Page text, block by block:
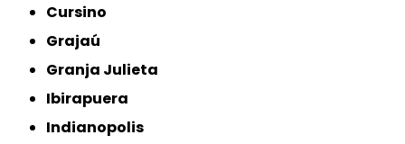
Cursino
Grajaú
Granja Julieta
Ibirapuera
Indianopolis